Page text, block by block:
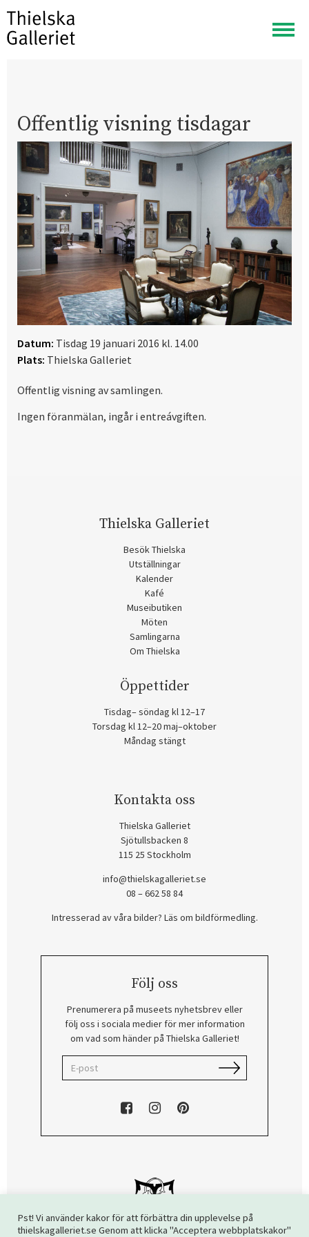
Visa
meny
Offentlig visning tisdagar
Datum: Tisdag 19 januari 2016 kl. 14.00
Plats: Thielska Galleriet
Offentlig visning av samlingen.
Ingen föranmälan, ingår i entreávgiften.
Thielska Galleriet
Besök Thielska
Utställningar
Kalender
Kafé
Museibutiken
Möten
Samlingarna
Om Thielska
Öppettider
Tisdag– söndag kl 12–17
Torsdag kl 12–20 maj–oktober
Måndag stängt
Kontakta oss
Thielska Galleriet
Sjötullsbacken 8
115 25 Stockholm
info@thielskagalleriet.se
08 – 662 58 84
Intresserad av våra bilder? Läs om bildförmedling.
Följ oss
Prenumerera på museets nyhetsbrev eller
följ oss i sociala medier för mer information
om vad som händer på Thielska Galleriet!
Pst! Vi använder kakor för att förbättra din upplevelse på
thielskagalleriet.se Genom att klicka "Acceptera webbplatskakor"